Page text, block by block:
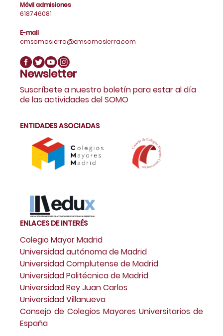
Móvil admisiones
618746081
E-mail
cmsomosierra@cmsomosierra.com
Newsletter
Suscríbete a nuestro boletín para estar al día
de las actividades del SOMO
ENTIDADES ASOCIADAS
ENLACES DE INTERÉS
Colegio Mayor Madrid
Universidad autónoma de Madrid
Universidad Complutense de Madrid
Universidad Politécnica de Madrid
Universidad Rey Juan Carlos
Universidad Villanueva
Consejo de Colegios Mayores Universitarios de
España